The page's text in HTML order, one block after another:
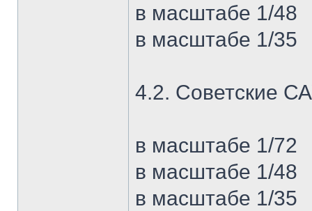
в масштабе 1/48
в масштабе 1/35
4.2. Советские
в масштабе 1/72
в масштабе 1/48
в масштабе 1/35